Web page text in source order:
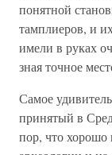
понятной
тамплиеров, и
имели в руках
зная точное
Самое
принятый в
пор, что хорошо